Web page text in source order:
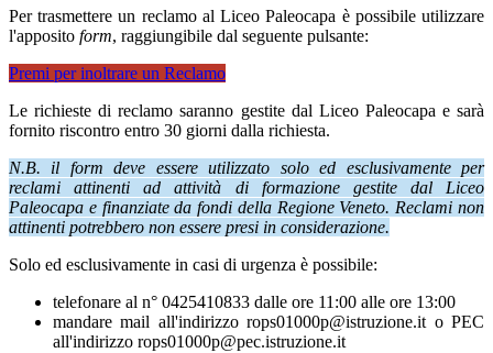
Per trasmettere un reclamo al Liceo Paleocapa è possibile utilizzare
l'apposito form, raggiungibile dal seguente pulsante:
Premi per inoltrare un Reclamo
Le richieste di reclamo saranno gestite dal Liceo Paleocapa e sarà
fornito riscontro entro 30 giorni dalla richiesta.
N.B. il form deve essere utilizzato solo ed esclusivamente per
reclami attinenti ad attività di formazione gestite dal Liceo
Paleocapa e finanziate da fondi della Regione Veneto. Reclami non
attinenti potrebbero non essere presi in considerazione.
Solo ed esclusivamente in casi di urgenza è possibile:
telefonare al n° 0425410833 dalle ore 11:00 alle ore 13:00
mandare mail all'indirizzo rops01000p@istruzione.it o PEC
all'indirizzo rops01000p@pec.istruzione.it